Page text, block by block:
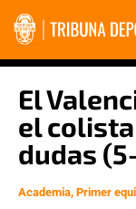
El
el
dudas
Academia, Primer